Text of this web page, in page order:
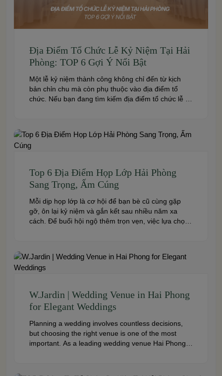
Địa Điểm Tổ Chức Lễ Kỷ Niệm Tại Hải
Phòng: TOP 6 Gợi Ý Nổi Bật
Một lễ kỷ niệm thành công không chỉ đến từ kịch
bản chỉn chu mà còn phụ thuộc vào địa điểm tổ
chức. Nếu bạn đang tìm kiếm địa điểm tổ chức lễ kỷ
Top 6 Địa Điểm Họp Lớp Hải Phòng
Sang Trọng, Ấm Cúng
Mỗi dịp họp lớp là cơ hội để bạn bè cũ cùng gặp
gỡ, ôn lại kỷ niệm và gắn kết sau nhiều năm xa
cách. Để buổi hội ngộ thêm trọn vẹn, việc lựa chọn
W.Jardin | Wedding Venue in Hai Phong
for Elegant Weddings
Planning a wedding involves countless decisions,
but choosing the right venue is one of the most
important. As a leading wedding venue Hai Phong,